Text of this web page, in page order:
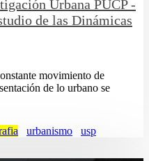
Urbana PUCP -
de las Dinámicas
movimiento de
de lo urbano se
urbanismo usp